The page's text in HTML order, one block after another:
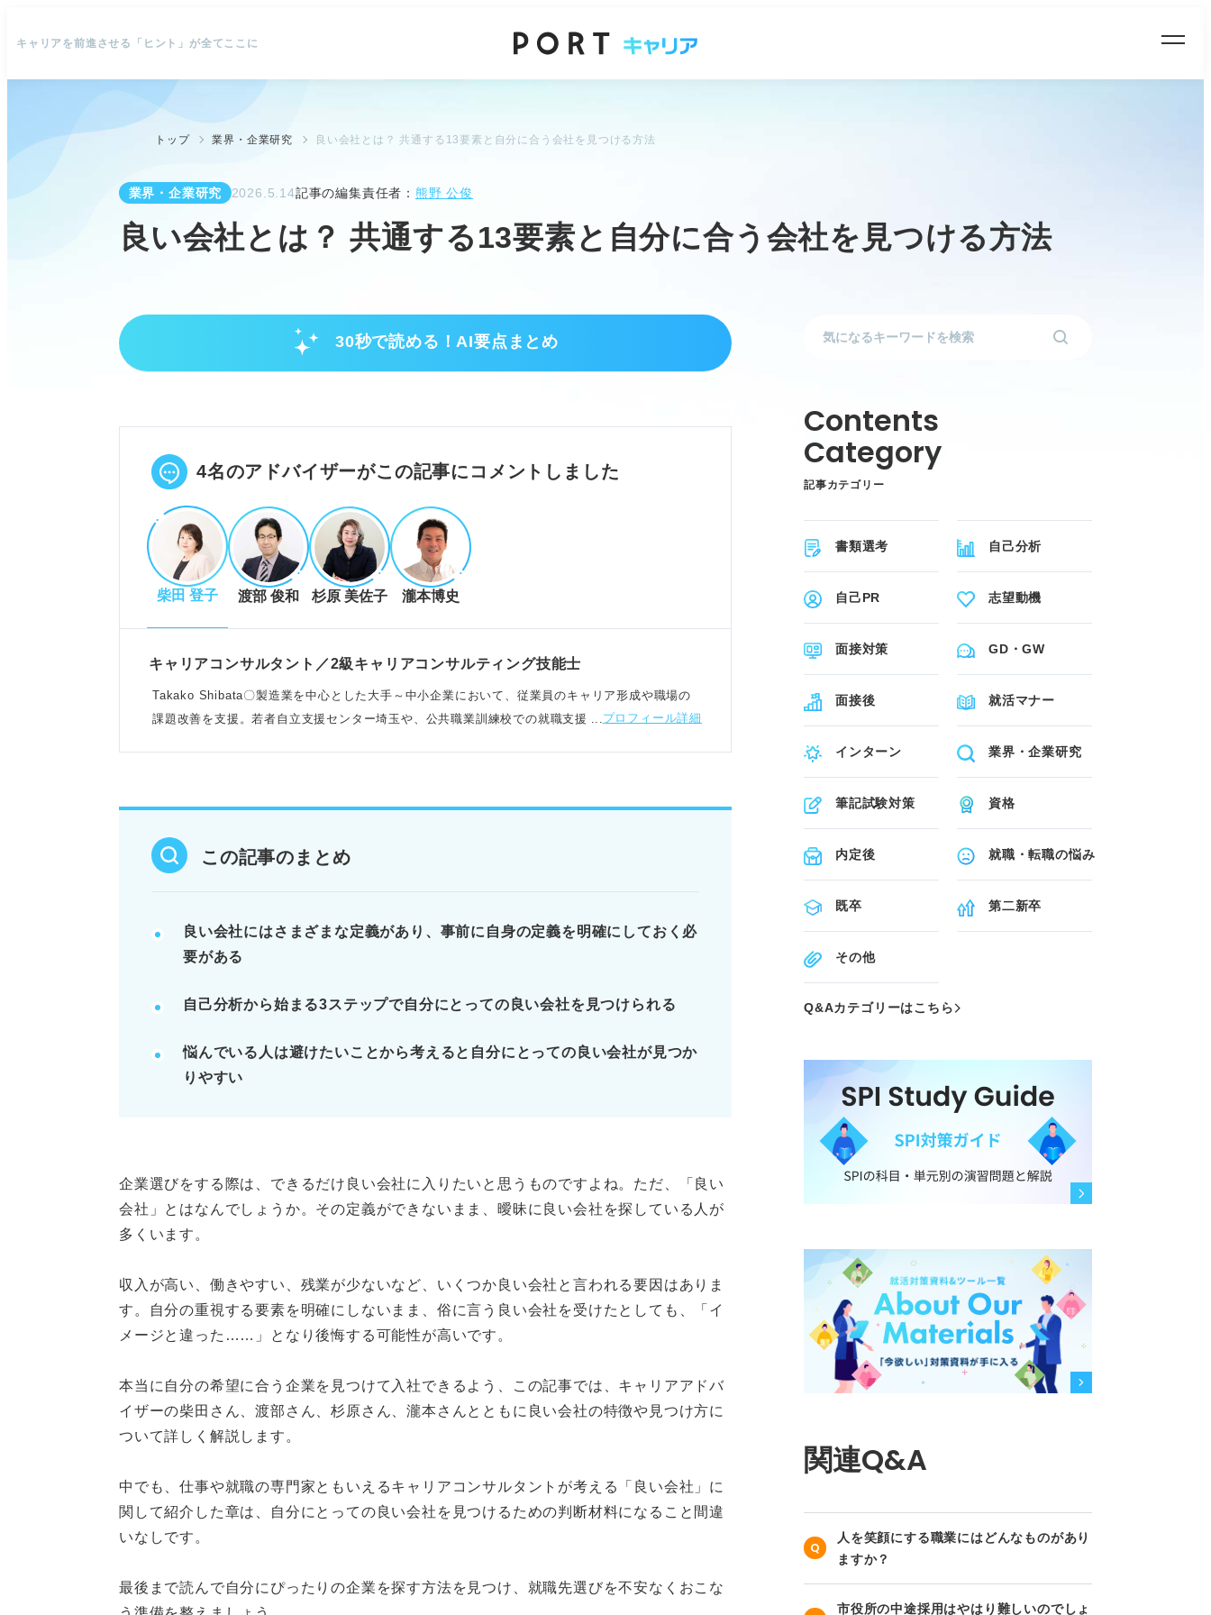
キャリアを前進させる「ヒント」が全てここに
トップ 業界・企業研究 良い会社とは？ 共通する13要素と自分に合う会社を見つける方法
業界・企業研究 2026.5.14記事の編集責任者：熊野 公俊
良い会社とは？ 共通する13要素と自分に合う会社を見つける方法
30秒で読める！AI要点まとめ
「良い会社」の定義は人それぞれ
誰かにとっての良い会社が、自分にとっても良いとは限らない。
POINT：残業がない会社が良いとは限らず、稼ぎたい人には残業手当がつく会
社が良い場合もある。
一般的に良い会社とされる13の特徴
有給消化率や残業の少なさは、働きやすい環境の指標となる。
将来性や高い給与、充実した福利厚生は安定した働き方を支える。
キャリアアップの機会や裁量権、多様な仕事内容は成長を促す。
る。
自己分析結果に基づき、あらゆる手段で企業情報を収集する。
収集した情報を「Must」「Want」「No-Go」で整理し、理想と照合する。
る。
記事の該当箇所を見る
良い会社によくある特徴とは？ 13項目をチェック
就活の専門家に聞いてみた！ キャリアコンサルタントが考える良い会社と
4名のアドバイザーがこの記事にコメントしました
柴田 登子 渡部 俊和 杉原 美佐子 瀧本博史
キャリアコンサルタント／2級キャリアコンサルティング技能士
Takako Shibata〇製造業を中心とした大手～中小企業において、従業員のキャリア形成や職場の
課題改善を支援。若者自立支援センター埼玉や、公共職業訓練校での就職支援もおこなうプロフィール詳細
この記事のまとめ
良い会社にはさまざまな定義があり、事前に自身の定義を明確にしておく必
要がある
自己分析から始まる3ステップで自分にとっての良い会社を見つけられる
悩んでいる人は避けたいことから考えると自分にとっての良い会社が見つか
りやすい
企業選びをする際は、できるだけ良い会社に入りたいと思うものですよね。ただ、「良い
会社」とはなんでしょうか。その定義ができないまま、曖昧に良い会社を探している人が
多くいます。
収入が高い、働きやすい、残業が少ないなど、いくつか良い会社と言われる要因はありま
す。自分の重視する要素を明確にしないまま、俗に言う良い会社を受けたとしても、「イ
メージと違った……」となり後悔する可能性が高いです。
本当に自分の希望に合う企業を見つけて入社できるよう、この記事では、キャリアアドバ
イザーの柴田さん、渡部さん、杉原さん、瀧本さんとともに良い会社の特徴や見つけ方に
ついて詳しく解説します。
中でも、仕事や就職の専門家ともいえるキャリアコンサルタントが考える「良い会社」に
関して紹介した章は、自分にとっての良い会社を見つけるための判断材料になること間違
いなしです。
最後まで読んで自分にぴったりの企業を探す方法を見つけ、就職先選びを不安なくおこな
記事カテゴリー
書類選考 自己分析
自己PR 志望動機
面接対策 GD・GW
面接後 就活マナー
インターン 業界・企業研究
筆記試験対策 資格
内定後 就職・転職の悩み
既卒 第二新卒
その他
Q&Aカテゴリーはこちら
関連Q&A
人を笑顔にする職業にはどんなものがあり
ますか？
市役所の中途採用はやはり難しいのでしょ